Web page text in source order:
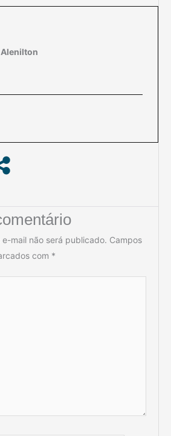
Alenilton
mail não será publicado. Campos
com *